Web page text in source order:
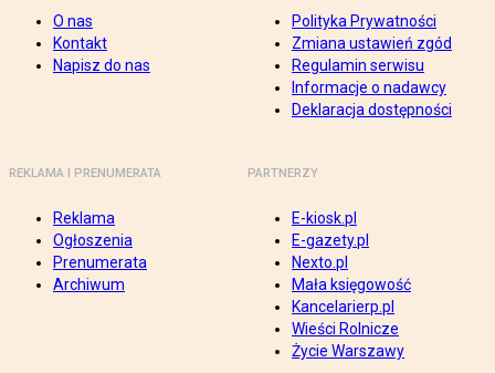
O nas
Kontakt
Napisz do nas
Polityka Prywatności
Zmiana ustawień zgód
Regulamin serwisu
Informacje o nadawcy
Deklaracja dostępności
REKLAMA I PRENUMERATA
Reklama
Ogłoszenia
Prenumerata
Archiwum
PARTNERZY
E-kiosk.pl
E-gazety.pl
Nexto.pl
Mała księgowość
Kancelarierp.pl
Wieści Rolnicze
Życie Warszawy